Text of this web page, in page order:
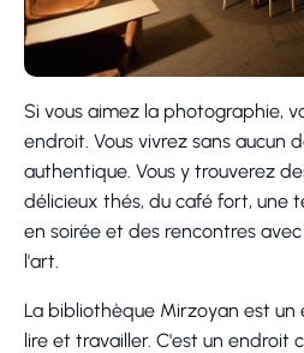
Si vous aimez la photographie,
endroit. Vous vivrez sans aucun
authentique. Vous y trouverez
délicieux thés, du café fort, une
en soirée et des rencontres
l'art.
La bibliothèque Mirzoyan est
lire et travailler. C'est un endroit